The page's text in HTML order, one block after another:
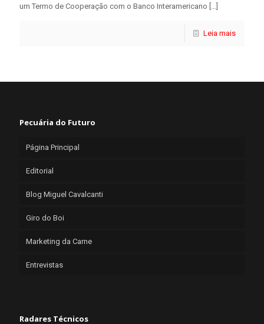
um Termo de Cooperação com o Banco Interamericano […]
Leia mais
Pecuária do Futuro
Página Principal
Editorial
Blog Miguel Cavalcanti
Giro do Boi
Marketing da Carne
Entrevistas
Radares Técnicos